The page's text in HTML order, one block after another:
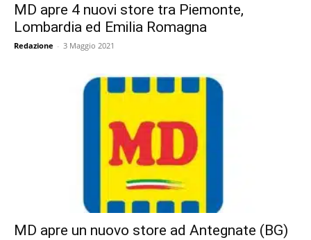
MD apre 4 nuovi store tra Piemonte,
Lombardia ed Emilia Romagna
Redazione - 3 Maggio 2021
MD apre un nuovo store ad Antegnate (BG)